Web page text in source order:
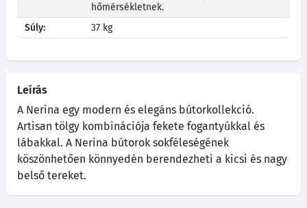
hőmérsékletnek.
Súly:
37 kg
Leírás
A Nerina egy modern és elegáns bútorkollekció.
Artisan tölgy kombinációja fekete fogantyúkkal és
lábakkal. A Nerina bútorok sokféleségének
köszönhetően könnyedén berendezheti a kicsi és nagy
belső tereket.